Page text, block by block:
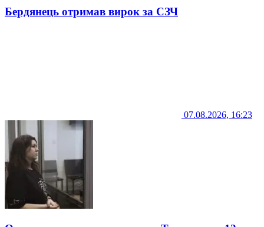
Бердянець отримав вирок за СЗЧ
07.08.2026, 16:23